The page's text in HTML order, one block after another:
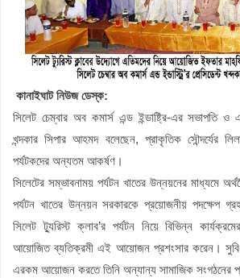
কানাইঘাট নিউজ ডেস্ক:
সিলেট চেম্বার অব কমার্স এন্ড ইন্ডাষ্ট্রি-এর সভাপতি
খন্দকার সিপার আহমদ বলেছেন, প্রাকৃতিক সৌন্দর্যের
পর্যটকদের অন্যতম আকর্ষণ।
সিলেটের সম্ভাবনাময় পর্যটন খাতের উন্নয়নের মাধ্যমে
পর্যটন খাতের উন্নয়ন সরকারকে প্রয়োজনীয় পদক্ষেপ
সিলেট ট্যুরিস্ট ক্লাব’র পর্যটন নিয়ে বিভিন্ন
আয়োজিত ব্যতিক্রমী এই আয়োজন প্রশংসার করেন।
এরকম আয়োজন করতে তিনি অন্যান্য সামাজিক সংগঠনের